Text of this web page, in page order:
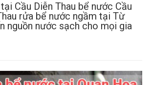
Cầu Diễn Thau bể nước Cầu
rửa bể nước ngầm tại Từ
nguồn nước sạch cho mọi gia